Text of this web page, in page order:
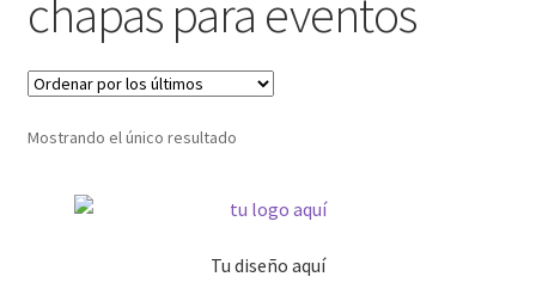
chapas para eventos
Mostrando el único resultado
Tu diseño aquí